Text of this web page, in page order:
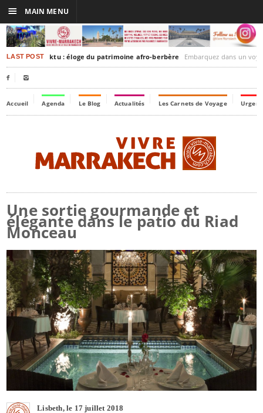
LAST POSTTimbuktu : éloge du patrimoine afro-berbère Embarquez dans un voyage culturel dans le
 
Accueil Agenda Le Blog Actualités Les Carnets de Voyage
Une sortie gourmande et
élégante dans le patio du Riad
Monceau
Lisbeth, le 17 juillet 2018
☰ MAIN MENU